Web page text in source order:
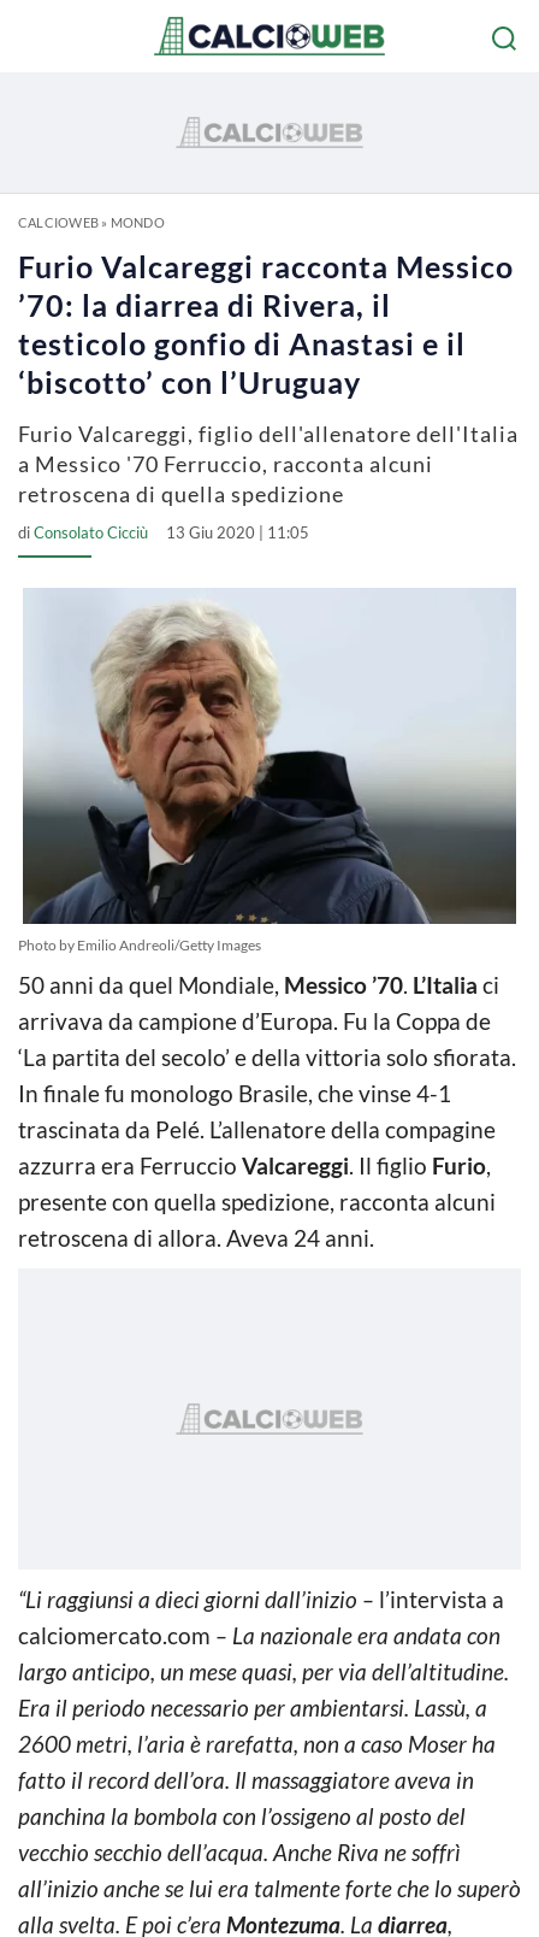
CALCIOWEB» MONDO
Furio Valcareggi racconta Messico
’70: la diarrea di Rivera, il
testicolo gonfio di Anastasi e il
‘biscotto’ con l’Uruguay
Furio Valcareggi, figlio dell'allenatore dell'Italia
a Messico '70 Ferruccio, racconta alcuni
retroscena di quella spedizione
diConsolato Cicciù 13 Giu 2020 | 11:05
Photo by Emilio Andreoli/Getty Images
50 anni da quel Mondiale, Messico ’70. L’Italia ci
arrivava da campione d’Europa. Fu la Coppa de
‘La partita del secolo’ e della vittoria solo sfiorata.
In finale fu monologo Brasile, che vinse 4-1
trascinata da Pelé. L’allenatore della compagine
azzurra era Ferruccio Valcareggi. Il figlio Furio,
presente con quella spedizione, racconta alcuni
retroscena di allora. Aveva 24 anni.
“Li raggiunsi a dieci giorni dall’inizio – l’intervista a
calciomercato.com – La nazionale era andata con
largo anticipo, un mese quasi, per via dell’altitudine.
Era il periodo necessario per ambientarsi. Lassù, a
2600 metri, l’aria è rarefatta, non a caso Moser ha
fatto il record dell’ora. Il massaggiatore aveva in
panchina la bombola con l’ossigeno al posto del
vecchio secchio dell’acqua. Anche Riva ne soffrì
all’inizio anche se lui era talmente forte che lo superò
alla svelta. E poi c’era Montezuma. La diarrea,